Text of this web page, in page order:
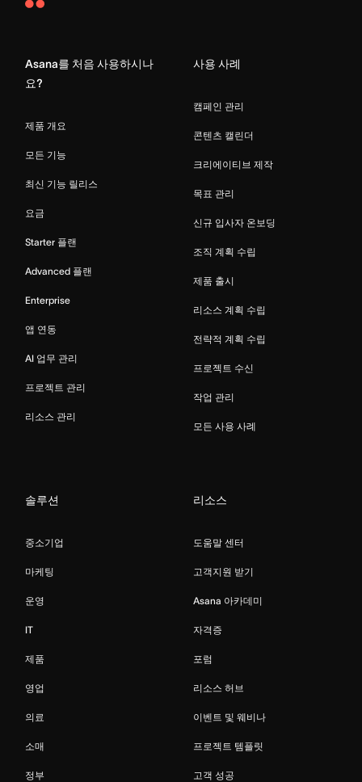
Asana
Asana를 처음 사용하시나
요?
제품 개요
모든 기능
최신 기능 릴리스
요금
Starter 플랜
Advanced 플랜
Enterprise
앱 연동
AI 업무 관리
프로젝트 관리
리소스 관리
사용 사례
캠페인 관리
콘텐츠 캘린더
크리에이티브 제작
목표 관리
신규 입사자 온보딩
조직 계획 수립
제품 출시
리소스 계획 수립
전략적 계획 수립
프로젝트 수신
작업 관리
모든 사용 사례
솔루션
중소기업
마케팅
운영
IT
제품
영업
의료
소매
정부
리소스
도움말 센터
고객지원 받기
Asana 아카데미
자격증
포럼
리소스 허브
이벤트 및 웨비나
프로젝트 템플릿
고객 성공